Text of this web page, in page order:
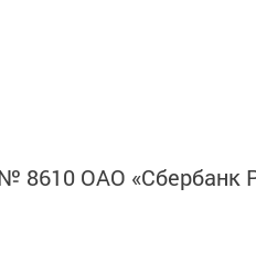
8610 ОАО «Сбербанк